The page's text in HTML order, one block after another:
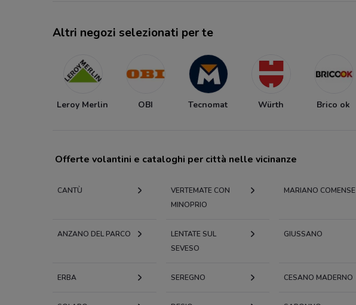
Altri negozi selezionati per te
Leroy Merlin OBI Tecnomat Würth Brico ok
Offerte volantini e cataloghi per città nelle vicinanze
CANTÙ
VERTEMATE CON
MINOPRIO
MARIANO COMENSE
ANZANO DEL PARCO
LENTATE SUL
SEVESO
GIUSSANO
ERBA SEREGNO CESANO MADERNO